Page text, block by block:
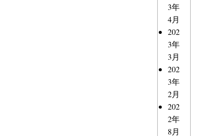
3年
4月
202
3年
3月
202
3年
2月
202
2年
8月